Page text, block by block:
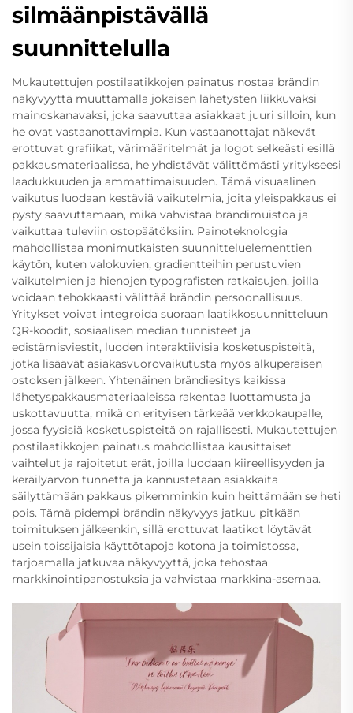
silmäänpistävällä
suunnittelulla
Mukautettujen postilaatikkojen painatus nostaa brändin
näkyvyyttä muuttamalla jokaisen lähetysten liikkuvaksi
mainoskanavaksi, joka saavuttaa asiakkaat juuri silloin, kun
he ovat vastaanottavimpia. Kun vastaanottajat näkevät
erottuvat grafiikat, värimääritelmät ja logot selkeästi esillä
pakkausmateriaalissa, he yhdistävät välittömästi yritykseesi
laadukkuuden ja ammattimaisuuden. Tämä visuaalinen
vaikutus luodaan kestäviä vaikutelmia, joita yleispakkaus ei
pysty saavuttamaan, mikä vahvistaa brändimuistoa ja
vaikuttaa tuleviin ostopäätöksiin. Painoteknologia
mahdollistaa monimutkaisten suunnitteluelementtien
käytön, kuten valokuvien, gradientteihin perustuvien
vaikutelmien ja hienojen typografisten ratkaisujen, joilla
voidaan tehokkaasti välittää brändin persoonallisuus.
Yritykset voivat integroida suoraan laatikkosuunnitteluun
QR-koodit, sosiaalisen median tunnisteet ja
edistämisviestit, luoden interaktiivisia kosketuspisteitä,
jotka lisäävät asiakasvuorovaikutusta myös alkuperäisen
ostoksen jälkeen. Yhtenäinen brändiesitys kaikissa
lähetyspakkausmateriaaleissa rakentaa luottamusta ja
uskottavuutta, mikä on erityisen tärkeää verkkokaupalle,
jossa fyysisiä kosketuspisteitä on rajallisesti. Mukautettujen
postilaatikkojen painatus mahdollistaa kausittaiset
vaihtelut ja rajoitetut erät, joilla luodaan kiireellisyyden ja
keräilyarvon tunnetta ja kannustetaan asiakkaita
säilyttämään pakkaus pikemminkin kuin heittämään se heti
pois. Tämä pidempi brändin näkyvyys jatkuu pitkään
toimituksen jälkeenkin, sillä erottuvat laatikot löytävät
usein toissijaisia käyttötapoja kotona ja toimistossa,
tarjoamalla jatkuvaa näkyvyyttä, joka tehostaa
markkinointipanostuksia ja vahvistaa markkina-asemaa.